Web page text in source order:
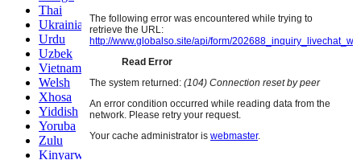
Thai
Ukrainian
Urdu
Uzbek
Vietnamese
Welsh
Xhosa
Yiddish
Yoruba
Zulu
Kinyarwanda